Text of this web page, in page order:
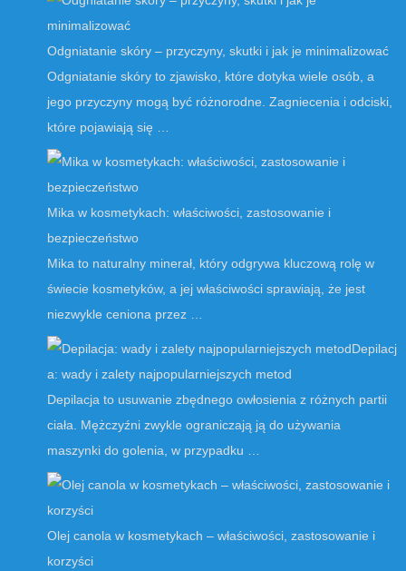
Odgniatanie skóry – przyczyny, skutki i jak je minimalizować
Odgniatanie skóry to zjawisko, które dotyka wiele osób, a
jego przyczyny mogą być różnorodne. Zagniecenia i odciski,
które pojawiają się …
Mika w kosmetykach: właściwości, zastosowanie i
bezpieczeństwo
Mika to naturalny minerał, który odgrywa kluczową rolę w
świecie kosmetyków, a jej właściwości sprawiają, że jest
niezwykle ceniona przez …
Depilacj
a: wady i zalety najpopularniejszych metod
Depilacja to usuwanie zbędnego owłosienia z różnych partii
ciała. Mężczyźni zwykle ograniczają ją do używania
maszynki do golenia, w przypadku …
Olej canola w kosmetykach – właściwości, zastosowanie i
korzyści